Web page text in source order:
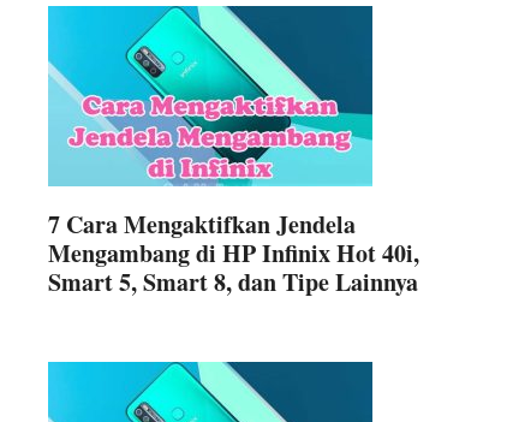
7 Cara Mengaktifkan Jendela
Mengambang di HP Infinix Hot 40i,
Smart 5, Smart 8, dan Tipe Lainnya